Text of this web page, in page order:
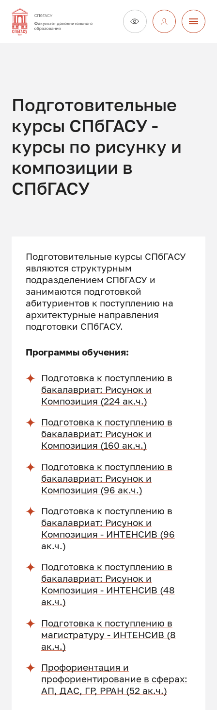
Подготовительные
курсы СПбГАСУ -
курсы по рисунку и
композиции в
СПбГАСУ
Подготовительные курсы СПбГАСУ
являются структурным
подразделением СПбГАСУ и
занимаются подготовкой
абитуриентов к поступлению на
архитектурные направления
подготовки СПбГАСУ.
Программы обучения:
Подготовка к поступлению в
бакалавриат: Рисунок и
Композиция (224 ак.ч.)
Подготовка к поступлению в
бакалавриат: Рисунок и
Композиция (160 ак.ч.)
Подготовка к поступлению в
бакалавриат: Рисунок и
Композиция (96 ак.ч.)
Подготовка к поступлению в
бакалавриат: Рисунок и
Композиция - ИНТЕНСИВ (96
ак.ч.)
Подготовка к поступлению в
бакалавриат: Рисунок и
Композиция - ИНТЕНСИВ (48
ак.ч.)
Подготовка к поступлению в
магистратуру - ИНТЕНСИВ (8
ак.ч.)
Профориентация и
профориентирование в сферах:
АП, ДАС, ГР, РРАН (52 ак.ч.)